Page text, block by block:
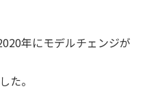
年にモデルチェンジが
た。